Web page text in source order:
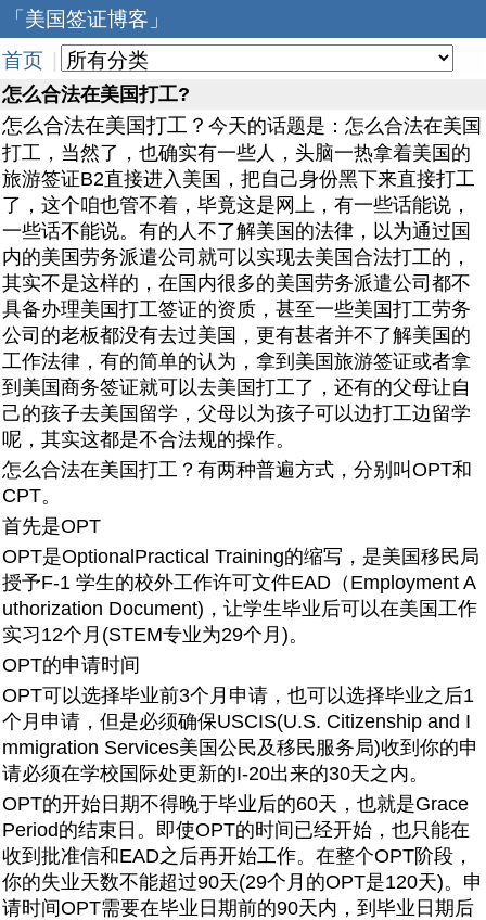
「美国签证博客」
首页
怎么合法在美国打工?
怎么合法在美国打工？ 今天的话题是：怎么合法在美国
打工，当然了，也确实有一些人，头脑一热拿着美国的
旅游签证B2直接进入美国，把自己身份黑下来直接打工
了，这个咱也管不着，毕竟这是网上，有一些话能说，
一些话不能说。有的人不了解美国的法律，以为通过国
内的美国劳务派遣公司就可以实现去美国合法打工的，
其实不是这样的，在国内很多的美国劳务派遣公司都不
具备办理美国打工签证的资质，甚至一些美国打工劳务
公司的老板都没有去过美国，更有甚者并不了解美国的
工作法律，有的简单的认为，拿到美国旅游签证或者拿
到美国商务签证就可以去美国打工了，还有的父母让自
己的孩子去美国留学，父母以为孩子可以边打工边留学
呢，其实这都是不合法规的操作。
怎么合法在美国打工？有两种普遍方式，分别叫OPT和
CPT。
首先是OPT
OPT是OptionalPractical Training的缩写，是美国移民局
授予F-1 学生的校外工作许可文件EAD（Employment A
uthorization Document)，让学生毕业后可以在美国工作
实习12个月(STEM专业为29个月)。
OPT的申请时间
OPT可以选择毕业前3个月申请，也可以选择毕业之后1
个月申请，但是必须确保USCIS(U.S. Citizenship and I
mmigration Services美国公民及移民服务局)收到你的申
请必须在学校国际处更新的I-20出来的30天之内。
OPT的开始日期不得晚于毕业后的60天，也就是Grace
Period的结束日。即使OPT的时间已经开始，也只能在
收到批准信和EAD之后再开始工作。在整个OPT阶段，
你的失业天数不能超过90天(29个月的OPT是120天)。申
请时间OPT需要在毕业日期前的90天内，到毕业日期后